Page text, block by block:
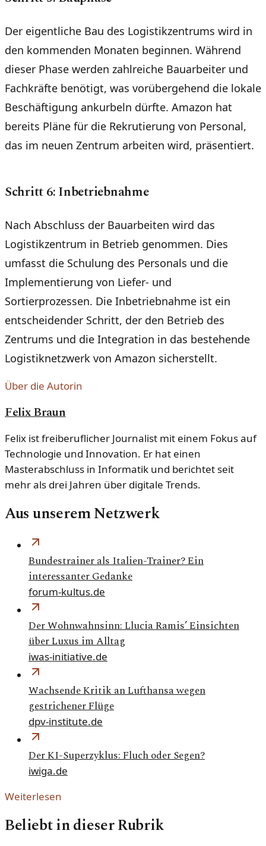
Der eigentliche Bau des Logistikzentrums wird in
den kommenden Monaten beginnen. Während
dieser Phase werden zahlreiche Bauarbeiter und
Fachkräfte benötigt, was vorübergehend die lokale
Beschäftigung ankurbeln dürfte. Amazon hat
bereits Pläne für die Rekrutierung von Personal,
das im neuen Zentrum arbeiten wird, präsentiert.
Schritt 6: Inbetriebnahme
Nach Abschluss der Bauarbeiten wird das
Logistikzentrum in Betrieb genommen. Dies
umfasst die Schulung des Personals und die
Implementierung von Liefer- und
Sortierprozessen. Die Inbetriebnahme ist ein
entscheidender Schritt, der den Betrieb des
Zentrums und die Integration in das bestehende
Logistiknetzwerk von Amazon sicherstellt.
Über die Autorin
Felix Braun
Felix ist freiberuflicher Journalist mit einem Fokus auf
Technologie und Innovation. Er hat einen
Masterabschluss in Informatik und berichtet seit
mehr als drei Jahren über digitale Trends.
Aus unserem Netzwerk
Bundestrainer als Italien-Trainer? Ein
interessanter Gedanke
forum-kultus.de
Der Wohnwahnsinn: Llucia Ramis’ Einsichten
über Luxus im Alltag
iwas-initiative.de
Wachsende Kritik an Lufthansa wegen
gestrichener Flüge
dpv-institute.de
Der KI-Superzyklus: Fluch oder Segen?
iwiga.de
Weiterlesen
Beliebt in dieser Rubrik